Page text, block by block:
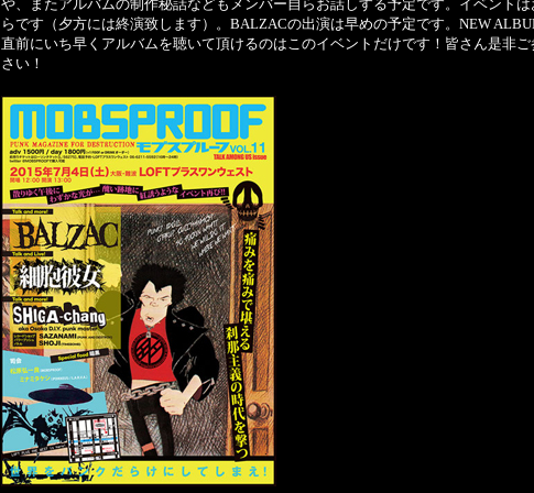
や、またアルバムの制作秘話などもメンバー自らお話しする予定です。イベントは
らです（夕方には終演致します）。BALZACの出演は早めの予定です。NEW
直前にいち早くアルバムを聴いて頂けるのはこのイベントだけです！皆さん是非ご
さい！